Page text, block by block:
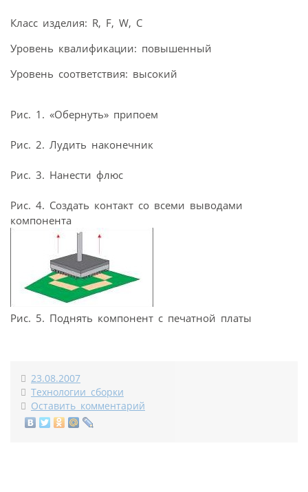
Класс изделия: R, F, W, С
Уровень квалификации: повышенный
Уровень соответствия: высокий
Рис. 1. «Обернуть» припоем
Рис. 2. Лудить наконечник
Рис. 3. Нанести флюс
Рис. 4. Создать контакт со всеми выводами
компонента
Рис. 5. Поднять компонент с печатной платы
23.08.2007
Технологии сборки
Оставить комментарий